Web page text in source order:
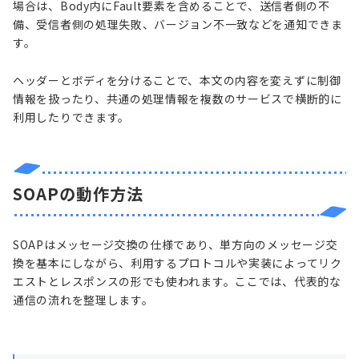
場合は、Body内にFault要素を含めることで、送信者側の不
備、受信者側の処理失敗、バージョン不一致などを通知できま
す。
ヘッダーとボディを分けることで、本文の内容を変えずに制御
情報を扱ったり、共通の処理情報を複数のサービスで横断的に
利用したりできます。
SOAPの動作方法
SOAPはメッセージ交換の仕様であり、単方向のメッセージ交
換を基本にしながら、利用するプロトコルや実装によってリク
エストとレスポンスの形でも使われます。ここでは、代表的な
通信の流れを整理します。